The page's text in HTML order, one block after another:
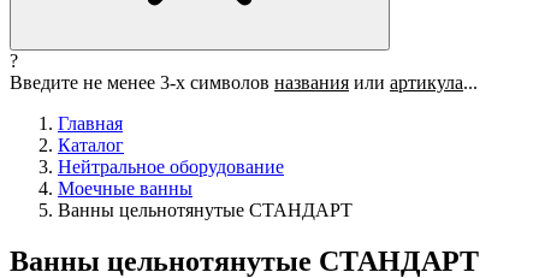
?
Введите не менее 3-х символов названия или артикула...
Главная
Каталог
Нейтральное оборудование
Моечные ванны
Ванны цельнотянутые СТАНДАРТ
Ванны цельнотянутые СТАНДАРТ